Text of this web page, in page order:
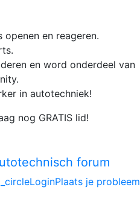
openen en reageren.
en word onderdeel van
in autotechniek!
nog GRATIS lid!
Plaats je probleem
Login